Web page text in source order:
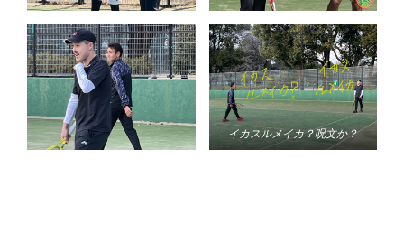
イカスルメイカ？呪文か？